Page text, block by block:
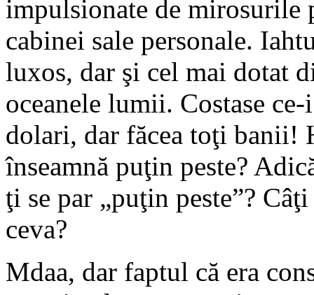
impulsionate de mirosurile
cabinei sale personale.
luxos, dar şi cel mai dotat
oceanele lumii. Costase
dolari, dar făcea toţi banii!
înseamnă puţin peste?
ţi se par „puţin peste”?
ceva?
Mdaa, dar faptul că era